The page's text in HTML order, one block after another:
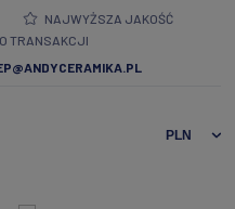
NAJWYŻSZA JAKOŚĆ
TRANSAKCJI